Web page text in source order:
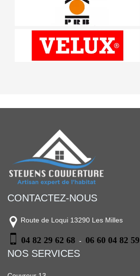
CONTACTEZ-NOUS
Route de Loqui 13290 Les Milles
04 82 29 62 68 - 06 60 04 82 59
NOS SERVICES